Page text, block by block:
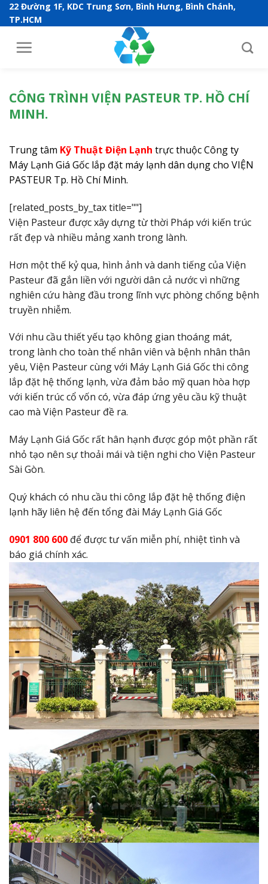
22 Đường 1F, KDC Trung Sơn, Bình Hưng, Bình Chánh,
TP.HCM
CÔNG TRÌNH VIỆN PASTEUR TP. HỒ CHÍ
MINH.
Trungtâm Kỹ Thuật Điện Lạnh trực thuộc Công ty
Máy Lạnh Giá Gốc lắp đặt máy lạnh dân dụng cho VIỆN
PASTEUR Tp. Hồ Chí Minh.
[related_posts_by_tax title=""]
Viện Pasteur được xây dựng từ thời Pháp với kiến trúc
rất đẹp và nhiều mảng xanh trong lành.
Hơn một thế kỷ qua, hình ảnh và danh tiếng của Viện
Pasteur đã gắn liền với người dân cả nước vì những
nghiên cứu hàng đầu trong lĩnh vực phòng chống bệnh
truyền nhiễm.
Với nhu cầu thiết yếu tạo không gian thoáng mát,
trong lành cho toàn thể nhân viên và bệnh nhân thân
yêu, Viện Pasteur cùng với Máy Lạnh Giá Gốc thi công
lắp đặt hệ thống lạnh, vừa đảm bảo mỹ quan hòa hợp
với kiến trúc cổ vốn có, vừa đáp ứng yêu cầu kỹ thuật
cao mà Viện Pasteur đề ra.
Máy Lạnh Giá Gốc rất hân hạnh được góp một phần rất
nhỏ tạo nên sự thoải mái và tiện nghi cho Viện Pasteur
Sài Gòn.
Quý khách có nhu cầu thi công lắp đặt hệ thống điện
lạnh hãy liên hệ đến tổng đài Máy Lạnh Giá Gốc
0901 800 600 để được tư vấn miễn phí, nhiệt tình và
báo giá chính xác.